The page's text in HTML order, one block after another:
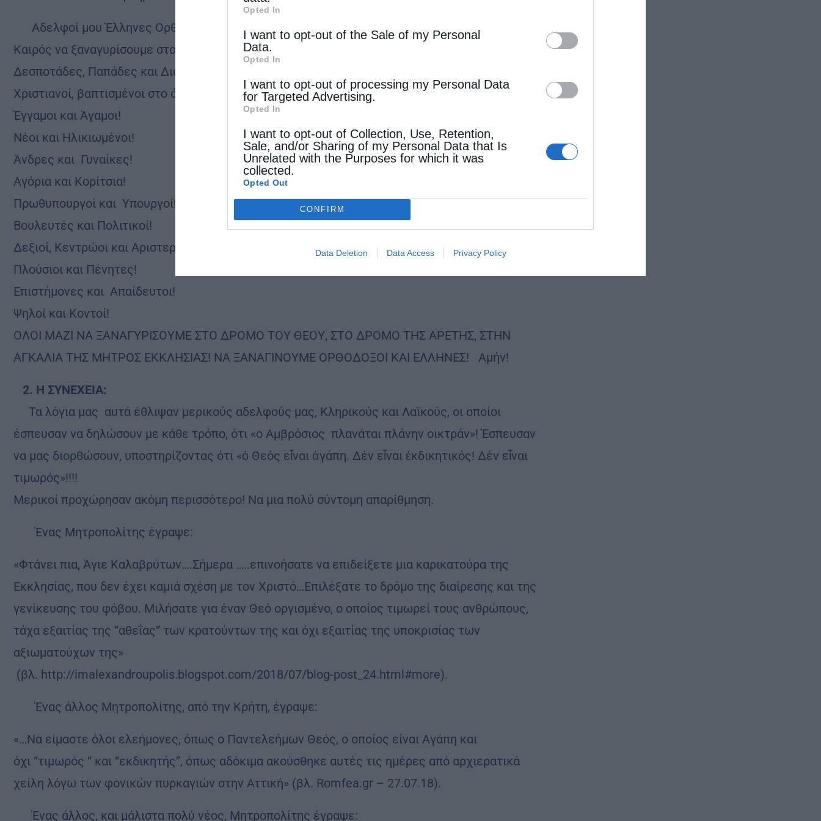
Opted In
I want to opt-out of the Sale of my Personal
Data.
Opted In
I want to opt-out of processing my Personal Data
for Targeted Advertising.
Opted In
I want to opt-out of Collection, Use, Retention,
Sale, and/or Sharing of my Personal Data that Is
Unrelated with the Purposes for which it was
collected.
Opted Out
CONFIRM
Data Deletion Data Access Privacy Policy
Αδελφοί μου Έλληνες Ορθόδοξοι Χριστιανοί,
Καιρός να ξαναγυρίσουμε στο δρόμο του Χριστού μας όλοι μας:
Δεσποτάδες, Παπάδες και Διάκονοι!
Χριστιανοί, βαπτισμένοι στο όνομα του Χριστού!
Έγγαμοι και Άγαμοι!
Νέοι και Ηλικιωμένοι!
Άνδρες και Γυναίκες!
Αγόρια και Κορίτσια!
Πρωθυπουργοί και Υπουργοί!
Βουλευτές και Πολιτικοί!
Δεξιοί, Κεντρώοι και Αριστεροί!
Πλούσιοι και Πένητες!
Επιστήμονες και Απαίδευτοι!
Ψηλοί και Κοντοί!
ΟΛΟΙ ΜΑΖΙ ΝΑ ΞΑΝΑΓΥΡΙΣΟΥΜΕ ΣΤΟ ΔΡΟΜΟ ΤΟΥ ΘΕΟΥ, ΣΤΟ ΔΡΟΜΟ ΤΗΣ ΑΡΕΤΗΣ, ΣΤΗΝ
ΑΓΚΑΛΙΑ ΤΗΣ ΜΗΤΡΟΣ ΕΚΚΛΗΣΙΑΣ! ΝΑ ΞΑΝΑΓΙΝΟΥΜΕ ΟΡΘΟΔΟΞΟΙ ΚΑΙ ΕΛΛΗΝΕΣ! Αμήν!
2. Η ΣΥΝΕΧΕΙΑ:
Τα λόγια μας αυτά έθλιψαν μερικούς αδελφούς μας, Κληρικούς και Λαϊκούς, οι οποίοι
έσπευσαν να δηλώσουν με κάθε τρόπο, ότι «ο Αμβρόσιος πλανάται πλάνην οικτράν»! Έσπευσαν
να μας διορθώσουν, υποστηρίζοντας ότι «ὁ Θεός εἶναι ἀγάπη. Δέν εἶναι ἐκδικητικός! Δέν εἶναι
τιμωρός»!!!!
Μερικοί προχώρησαν ακόμη περισσότερο! Να μια πολύ σύντομη απαρίθμηση.
Ένας Μητροπολίτης έγραψε:
«Φτάνει πια, Άγιε Καλαβρύτων….Σήμερα …..επινοήσατε να επιδείξετε μια καρικατούρα της
Εκκλησίας, που δεν έχει καμιά σχέση με τον Χριστό…Επιλέξατε το δρόμο της διαίρεσης και της
γενίκευσης του φόβου. Μιλήσατε για έναν Θεό οργισμένο, ο οποίος τιμωρεί τους ανθρώπους,
τάχα εξαιτίας της “αθεΐας“ των κρατούντων της και όχι εξαιτίας της υποκρισίας των
αξιωματούχων της»
(βλ. http://imalexandroupolis.blogspot.com/2018/07/blog-post_24.html#more).
Ένας άλλος Μητροπολίτης, από την Κρήτη, έγραψε:
«…Να είμαστε όλοι ελεήμονες, όπως ο Παντελεήμων Θεός, ο οποίος είναι Αγάπη και
όχι “τιμωρός “ και “εκδικητής”, όπως αδόκιμα ακούσθηκε αυτές τις ημέρες από αρχιερατικά
χείλη λόγω των φονικών πυρκαγιών στην Αττική» (βλ. Romfea.gr – 27.07.18).
Ένας άλλος, και μάλιστα πολύ νέος, Μητροπολίτης έγραψε: